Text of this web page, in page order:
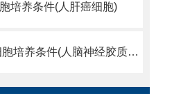
培养条件(人肝癌细胞)
SK-N-AS细胞培养条件(人脑神经胶质母细胞瘤)